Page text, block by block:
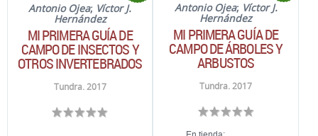
Antonio Ojea; Víctor J.
Hernández
MI PRIMERA GUÍA DE
CAMPO DE INSECTOS Y
OTROS INVERTEBRADOS
Tundra. 2017
Antonio Ojea; Víctor J.
Hernández
MI PRIMERA GUÍA DE
CAMPO DE ÁRBOLES Y
ARBUSTOS
Tundra. 2017